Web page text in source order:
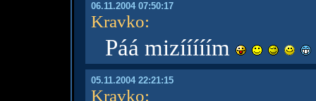
06.11.2004 07:50:17
Kravko:
Páá mizííííím
05.11.2004 22:21:15
Kravko: